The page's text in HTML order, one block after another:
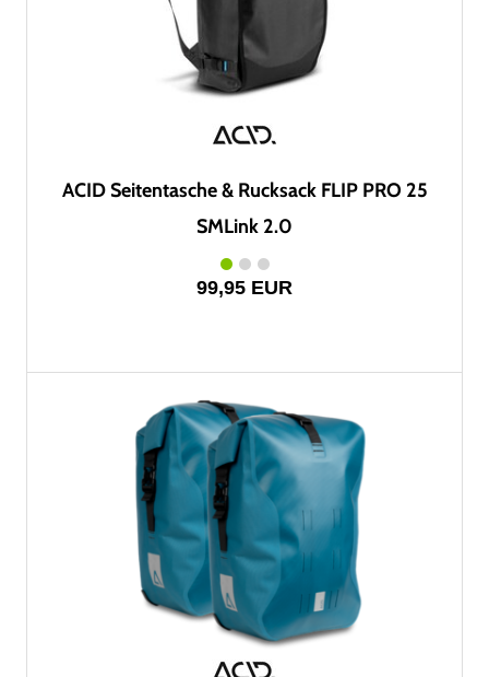
ACID Seitentasche & Rucksack FLIP PRO 25
SMLink 2.0
99,95 EUR